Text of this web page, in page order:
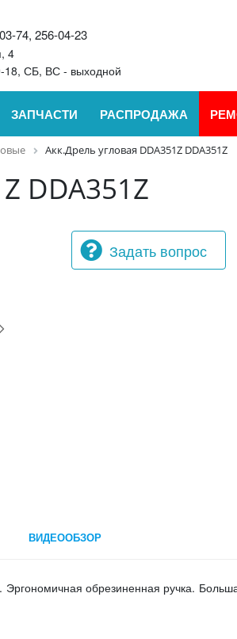
74, 256-04-23
4
СБ, ВС - выходной
ЗАПЧАСТИ РАСПРОДАЖА
Акк.Дрель угловая DDA351Z DDA351Z
DDA351Z
Задать вопрос
ВИДЕООБЗОР
обрезиненная ручка.